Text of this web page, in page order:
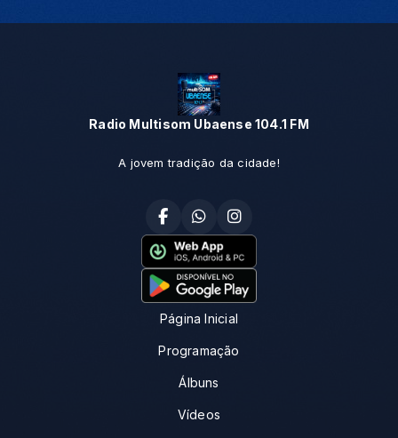
Radio Multisom Ubaense 104.1 FM
A jovem tradição da cidade!
Página Inicial
Programação
Álbuns
Vídeos